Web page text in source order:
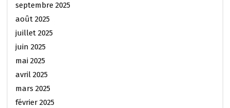
septembre 2025
août 2025
juillet 2025
juin 2025
mai 2025
avril 2025
mars 2025
février 2025